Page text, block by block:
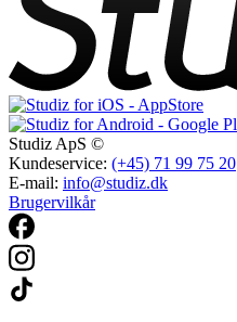
Studiz ApS ©
Kundeservice: (+45) 71 99 75 20
E-mail: info@studiz.dk
Brugervilkår